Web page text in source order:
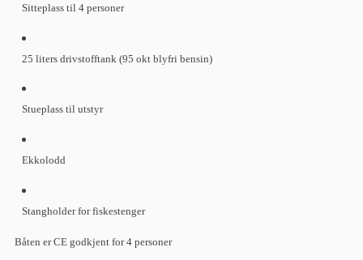
Sitteplass til 4 personer
25 liters drivstofftank (95 okt blyfri bensin)
Stueplass til utstyr
Ekkolodd
Stangholder for fiskestenger
Båten er CE godkjent for 4 personer